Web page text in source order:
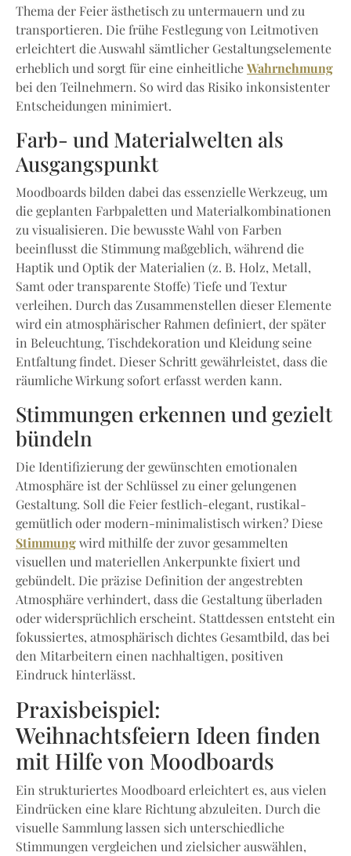
Thema der Feier ästhetisch zu untermauern und zu
transportieren. Die frühe Festlegung von Leitmotiven
erleichtert die Auswahl sämtlicher Gestaltungselemente
erheblich und sorgt für eine einheitliche Wahrnehmung
bei den Teilnehmern. So wird das Risiko inkonsistenter
Entscheidungen minimiert.
Farb- und Materialwelten als
Ausgangspunkt
Moodboards bilden dabei das essenzielle Werkzeug, um
die geplanten Farbpaletten und Materialkombinationen
zu visualisieren. Die bewusste Wahl von Farben
beeinflusst die Stimmung maßgeblich, während die
Haptik und Optik der Materialien (z. B. Holz, Metall,
Samt oder transparente Stoffe) Tiefe und Textur
verleihen. Durch das Zusammenstellen dieser Elemente
wird ein atmosphärischer Rahmen definiert, der später
in Beleuchtung, Tischdekoration und Kleidung seine
Entfaltung findet. Dieser Schritt gewährleistet, dass die
räumliche Wirkung sofort erfasst werden kann.
Stimmungen erkennen und gezielt
bündeln
Die Identifizierung der gewünschten emotionalen
Atmosphäre ist der Schlüssel zu einer gelungenen
Gestaltung. Soll die Feier festlich-elegant, rustikal-
gemütlich oder modern-minimalistisch wirken? Diese
Stimmung wird mithilfe der zuvor gesammelten
visuellen und materiellen Ankerpunkte fixiert und
gebündelt. Die präzise Definition der angestrebten
Atmosphäre verhindert, dass die Gestaltung überladen
oder widersprüchlich erscheint. Stattdessen entsteht ein
fokussiertes, atmosphärisch dichtes Gesamtbild, das bei
den Mitarbeitern einen nachhaltigen, positiven
Eindruck hinterlässt.
Praxisbeispiel:
Weihnachtsfeiern Ideen finden
mit Hilfe von Moodboards
Ein strukturiertes Moodboard erleichtert es, aus vielen
Eindrücken eine klare Richtung abzuleiten. Durch die
visuelle Sammlung lassen sich unterschiedliche
Stimmungen vergleichen und zielsicher auswählen,